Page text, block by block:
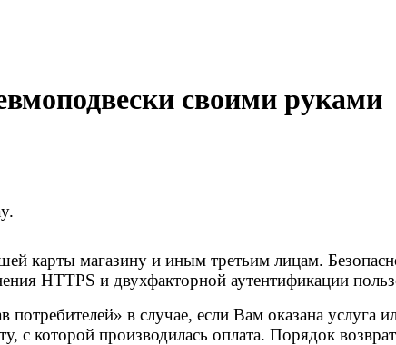
своими руками
карты магазину и иным третьим лицам.
HTTPS и двухфакторной аутентификации
в случае, если Вам оказана услуга
с которой производилась оплата. Порядок